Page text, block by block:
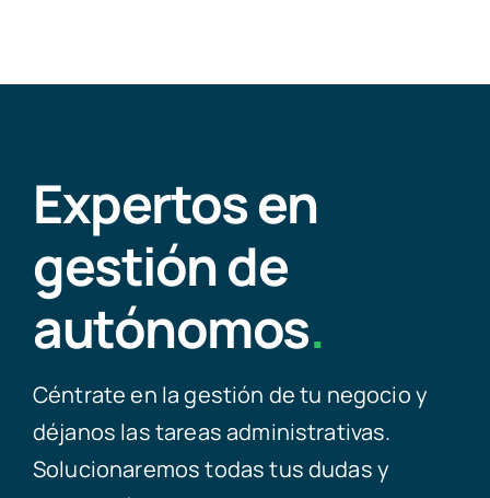
Expertos en
gestión de
autónomos.
Céntrate en la gestión de tu negocio y
déjanos las tareas administrativas.
Solucionaremos todas tus dudas y